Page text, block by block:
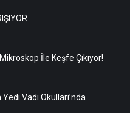
İle Keşfe Çıkıyor!
Vadi Okulları’nda